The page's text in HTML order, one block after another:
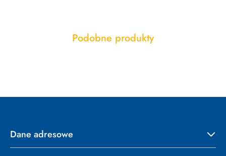
Pomiń karuzelę produktów
Produkty
Podobne produkty
Dane adresowe